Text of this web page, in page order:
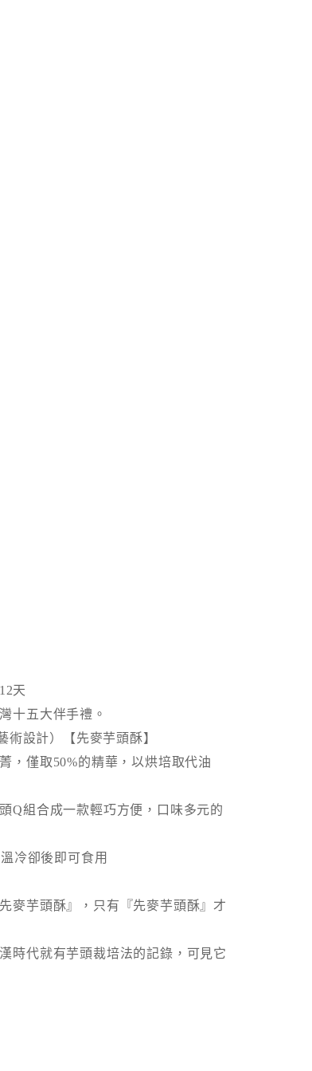
天
十五大伴手禮。
設計）
【先麥芋頭酥】
，僅取50%的精華，以烘培取代油
Q組合成一款輕巧方便，口味多元的
冷卻後即可食用
麥芋頭酥』，只有『先麥芋頭酥』才
時代就有芋頭裁培法的記錄，可見它